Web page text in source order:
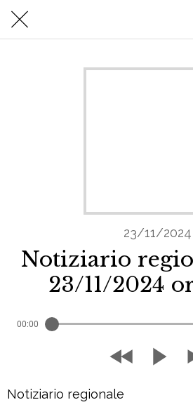
23/11/2024
Notiziario
23/11/2024
00:00
Notiziario regionale